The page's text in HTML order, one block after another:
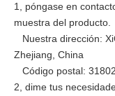
1, póngase en
muestra del producto.
Nuestra dirección:
Zhejiang, China
Código postal:
2, dime tus